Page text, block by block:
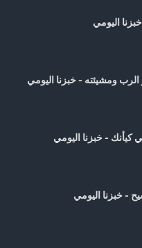
اليومي
ومشيئته - خبزنا اليومي
- خبزنا اليومي
- خبزنا اليومي